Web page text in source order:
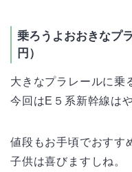
乗ろうよおおきなプ
円）
大きなプラレールに乗
今回はE５系新幹線は
値段もお手頃でおすす
子供は喜びますしね。